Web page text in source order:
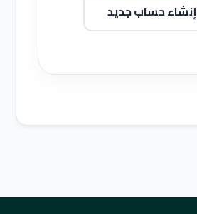
إنشاء حساب جديد